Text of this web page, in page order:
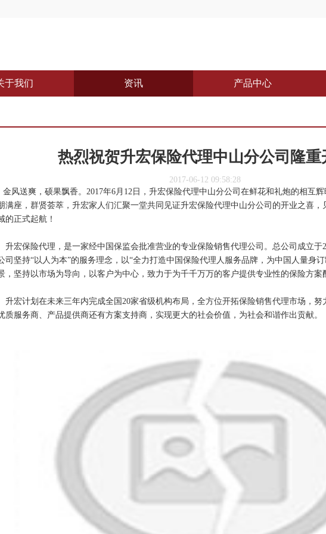
于我们 资讯 产品中心
热烈祝贺升宏保险代理中山分公司隆重
2017-06-12 09:58:28
风送爽，硕果飘香。2017年6月12日，升宏保险代理中山分公司在鲜花和礼炮的相互辉
满座，群贤荟萃，升宏家人们汇聚一堂共同见证升宏保险代理中山分公司的开业之喜，
的正式起航！
宏保险代理，是一家经中国保监会批准营业的专业保险销售代理公司。总公司成立于
司坚持“以人为本”的服务理念，以“全力打造中国保险代理人服务品牌，为中国人量身
，坚持以市场为导向，以客户为中心，致力于为千千万万的客户提供专业性的保险方案
宏计划在未来三年内完成全国20家省级机构布局，全方位开拓保险销售代理市场，努
质服务商、产品提供商还有方案支持商，实现更大的社会价值，为社会和谐作出贡献。